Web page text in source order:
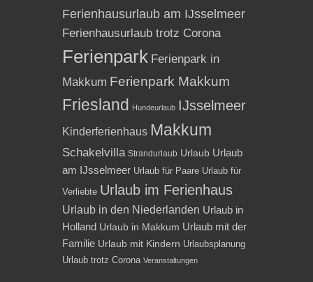
Ferienhausurlaub am IJsselmeer
Ferienhausurlaub trotz Corona
Ferienpark Ferienpark in
Makkum Ferienpark Makkum
Friesland Hundeurlaub IJsselmeer
Kinderferienhaus Makkum
Schakelvilla Strandurlaub Urlaub Urlaub
am IJsselmeer Urlaub für Paare Urlaub für
Verliebte Urlaub im Ferienhaus
Urlaub in den Niederlanden Urlaub in
Holland Urlaub in Makkum Urlaub mit der
Familie Urlaub mit Kindern Urlaubsplanung
Urlaub trotz Corona Veranstaltungen